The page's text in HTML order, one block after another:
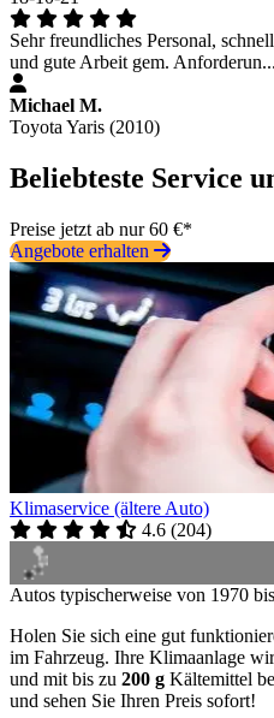
Sehr freundliches Personal,
und gute Arbeit gem. Anforderun...
Michael M.
Toyota Yaris (2010)
Beliebteste Service
Preise jetzt ab nur 60 €*
Angebote erhalten
Klimaservice (ältere Auto)
4.6 (204)
Autos typischerweise von 1970
Holen Sie sich eine gut
im Fahrzeug. Ihre Klimaanlage
und mit bis zu 200 g Kältemittel
und sehen Sie Ihren Preis sofort!